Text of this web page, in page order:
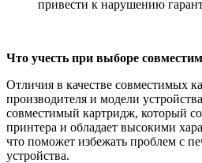
привести к нарушению
Что учесть при выборе
Отличия в качестве совместимых
производителя и модели
совместимый картридж, который
принтера и обладает высокими
что поможет избежать проблем с
устройства.